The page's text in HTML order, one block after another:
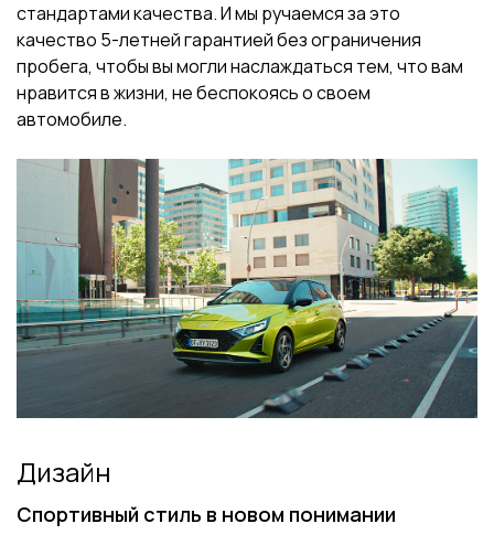
стандартами качества. И мы ручаемся за это
качество 5-летней гарантией без ограничения
пробега, чтобы вы могли наслаждаться тем, что вам
нравится в жизни, не беспокоясь о своем
автомобиле.
Дизайн
Спортивный стиль в новом понимании